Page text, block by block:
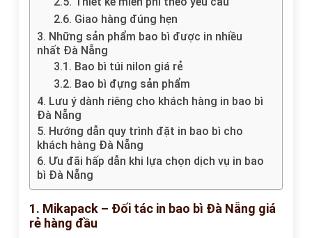
2.6. Giao hàng đúng hẹn
3. Những sản phẩm bao bì được in nhiều
nhất Đà Nẵng
3.1. Bao bì túi nilon giá rẻ
3.2. Bao bì đựng sản phẩm
4. Lưu ý dành riêng cho khách hàng in bao bì
Đà Nẵng
5. Hướng dẫn quy trình đặt in bao bì cho
khách hàng Đà Nẵng
6. Ưu đãi hấp dẫn khi lựa chọn dịch vụ in bao
bì Đà Nẵng
1. Mikapack – Đối tác in bao bì Đà Nẵng giá
rẻ hàng đầu